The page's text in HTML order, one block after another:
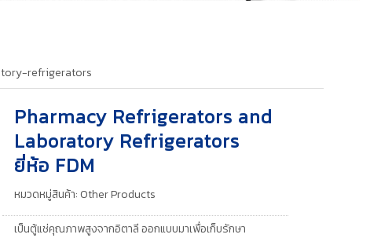
refrigerators
Pharmacy Refrigerators and
Laboratory Refrigerators
ยี่ห้อ FDM
หมวดหมู่สินค้า:Other Products
เป็นตู้แช่คุณภาพสูงจากอิตาลี ออกแบบมาเพื่อเก็บรักษา